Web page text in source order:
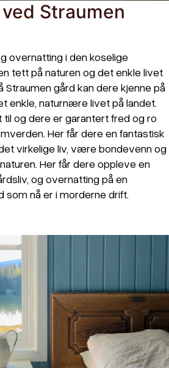
Straumen
overnatting i den koselige
tett på naturen og det enkle livet
Straumen gård kan dere kjenne på
enkle, naturnære livet på landet.
til og dere er garantert fred og ro
Her får dere en fantastisk
virkelige liv, være bondevenn og
Her får dere oppleve en
og overnatting på en
som nå er i morderne drift.